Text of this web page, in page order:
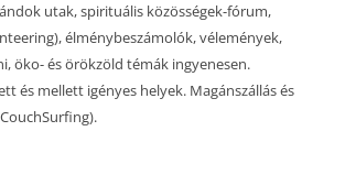
utak, spirituális közösségek-fórum,
élménybeszámolók, vélemények,
öko- és örökzöld témák ingyenesen.
és mellett igényes helyek. Magánszállás és